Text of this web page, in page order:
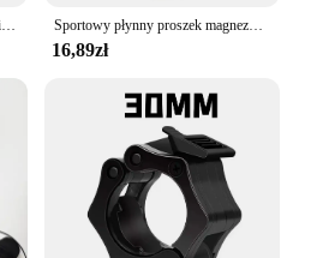
2 SZTUKI Haki do podnoszenia ciężarów Haki do podnoszenia z antypoślizgowymi paskami na nadgarstki Haki do siłowni, podciągania, trójboju siłowego i fitnessu Sportowy płynny proszek magnezowy Fitness Lifting Krem antypoślizgowy Grip Płyn magnez do tańca na rurze Wspinaczka skałkowa w pomieszczeniu
16,89zł